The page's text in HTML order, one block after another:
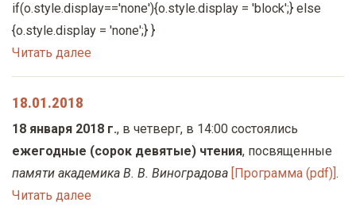
if(o.style.display=='none'){o.style.display = 'block';} else
{o.style.display = 'none';} }
Читать далее
18.01.2018
18 января 2018 г., в четверг, в 14:00 состоялись
ежегодные (сорок девятые) чтения, посвященные
памяти академика В. В. Виноградова [Программа (pdf)].
Читать далее